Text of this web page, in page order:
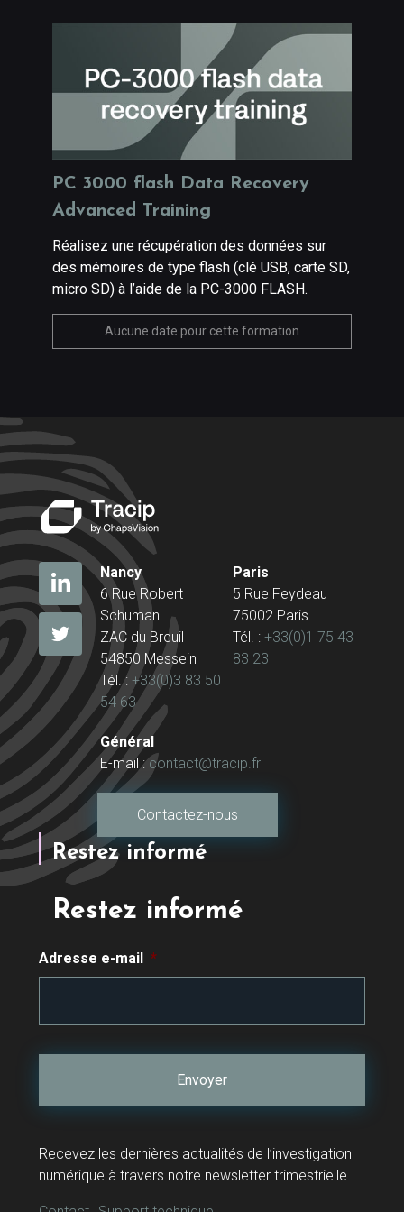
PC 3000 flash Data Recovery
Advanced Training
Réalisez une récupération des données sur
des mémoires de type flash (clé USB, carte SD,
micro SD) à l’aide de la PC-3000 FLASH.
Aucune date pour cette formation
Nancy
6 Rue Robert
Schuman
ZAC du Breuil
54850 Messein
Tél. : +33(0)3 83 50
54 63
Paris
5 Rue Feydeau
75002 Paris
Tél. : +33(0)1 75 43
83 23
Général
E-mail :contact@tracip.fr
Contactez-nous
Restez informé
Restez informé
Adresse e-mail *
Recevez les dernières actualités de l’investigation
numérique à travers notre newsletter trimestrielle